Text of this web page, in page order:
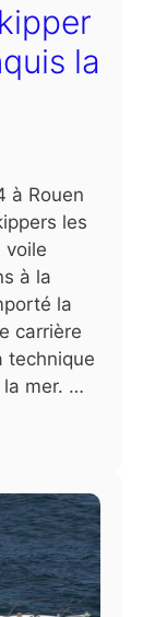
la
à Rouen
les
voile
à la
la
carrière
technique
la mer. …